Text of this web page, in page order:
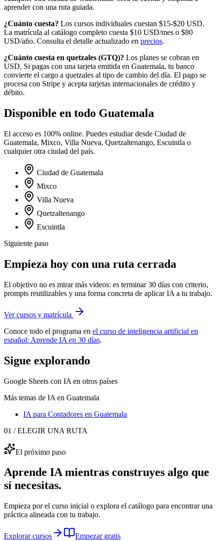
aprender con una ruta guiada.
¿Cuánto cuesta? Los cursos individuales cuestan $15-$20 USD.
La matrícula al catálogo completo cuesta $10 USD/mes o $80
USD/año. Consulta el detalle actualizado en precios.
¿Cuánto cuesta en quetzales (GTQ)? Los planes se cobran en
USD. Si pagas con una tarjeta emitida en Guatemala, tu banco
convierte el cargo a quetzales al tipo de cambio del día. El pago se
procesa con Stripe y acepta tarjetas internacionales de crédito y
débito.
Disponible en todo Guatemala
El acceso es 100% online. Puedes estudiar desde Ciudad de
Guatemala, Mixco, Villa Nueva, Quetzaltenango, Escuintla o
cualquier otra ciudad del país.
Ciudad de Guatemala
Mixco
Villa Nueva
Quetzaltenango
Escuintla
Siguiente paso
Empieza hoy con una ruta cerrada
El objetivo no es mirar más videos: es terminar 30 días con criterio,
prompts reutilizables y una forma concreta de aplicar IA a tu trabajo.
Ver cursos y matrícula
Conoce todo el programa en el curso de inteligencia artificial en
español: Aprende IA en 30 días.
Sigue explorando
Google Sheets con IA en otros países
Más temas de IA en Guatemala
IA para Contadores en Guatemala
01 / ELEGIR UNA RUTA
El próximo paso
Aprende IA mientras construyes algo que
sí necesitas.
Empieza por el curso inicial o explora el catálogo para encontrar una
práctica alineada con tu trabajo.
Explorar cursos
Empezar gratis